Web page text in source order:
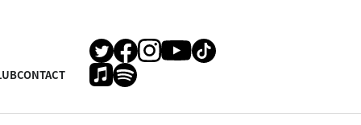
CONTACT